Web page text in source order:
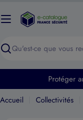
au
Recherche
Protéger
Accueil
Collectivités